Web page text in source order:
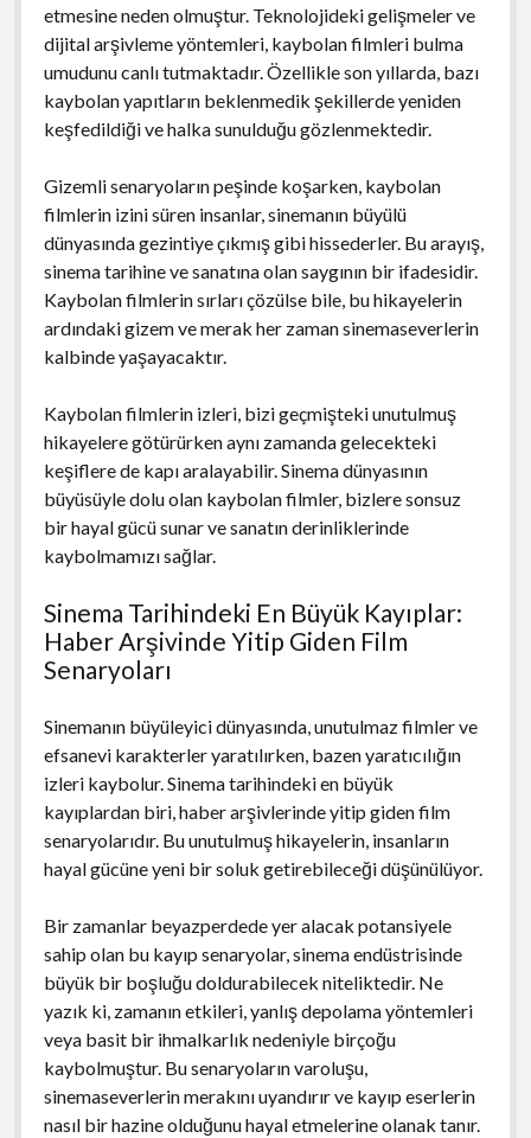
etmesine neden olmuştur. Teknolojideki gelişmeler ve
dijital arşivleme yöntemleri, kaybolan filmleri bulma
umudunu canlı tutmaktadır. Özellikle son yıllarda, bazı
kaybolan yapıtların beklenmedik şekillerde yeniden
keşfedildiği ve halka sunulduğu gözlenmektedir.
Gizemli senaryoların peşinde koşarken, kaybolan
filmlerin izini süren insanlar, sinemanın büyülü
dünyasında gezintiye çıkmış gibi hissederler. Bu arayış,
sinema tarihine ve sanatına olan saygının bir ifadesidir.
Kaybolan filmlerin sırları çözülse bile, bu hikayelerin
ardındaki gizem ve merak her zaman sinemaseverlerin
kalbinde yaşayacaktır.
Kaybolan filmlerin izleri, bizi geçmişteki unutulmuş
hikayelere götürürken aynı zamanda gelecekteki
keşiflere de kapı aralayabilir. Sinema dünyasının
büyüsüyle dolu olan kaybolan filmler, bizlere sonsuz
bir hayal gücü sunar ve sanatın derinliklerinde
kaybolmamızı sağlar.
Sinema Tarihindeki En Büyük Kayıplar:
Haber Arşivinde Yitip Giden Film
Senaryoları
Sinemanın büyüleyici dünyasında, unutulmaz filmler ve
efsanevi karakterler yaratılırken, bazen yaratıcılığın
izleri kaybolur. Sinema tarihindeki en büyük
kayıplardan biri, haber arşivlerinde yitip giden film
senaryolarıdır. Bu unutulmuş hikayelerin, insanların
hayal gücüne yeni bir soluk getirebileceği düşünülüyor.
Bir zamanlar beyazperdede yer alacak potansiyele
sahip olan bu kayıp senaryolar, sinema endüstrisinde
büyük bir boşluğu doldurabilecek niteliktedir. Ne
yazık ki, zamanın etkileri, yanlış depolama yöntemleri
veya basit bir ihmalkarlık nedeniyle birçoğu
kaybolmuştur. Bu senaryoların varoluşu,
sinemaseverlerin merakını uyandırır ve kayıp eserlerin
nasıl bir hazine olduğunu hayal etmelerine olanak tanır.